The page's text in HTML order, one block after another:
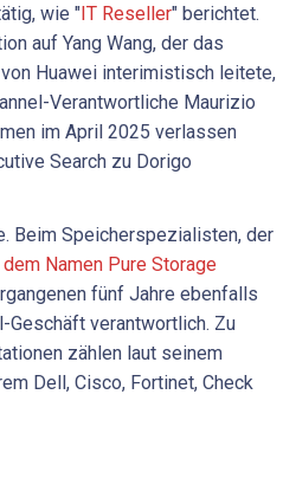
wie "IT Reseller" berichtet.
auf Yang Wang, der das
Huawei interimistisch leitete,
Verantwortliche Maurizio
im April 2025 verlassen
Search zu Dorigo
Beim Speicherspezialisten, der
Namen Pure Storage
fünf Jahre ebenfalls
Geschäft verantwortlich. Zu
zählen laut seinem
Dell, Cisco, Fortinet, Check